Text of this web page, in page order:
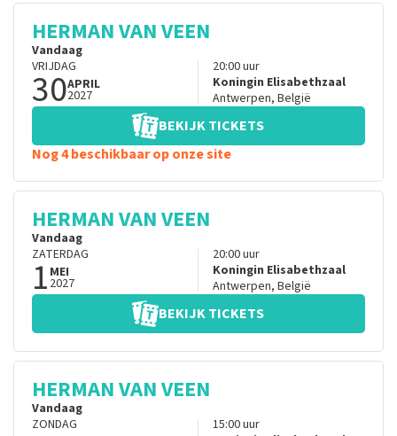
HERMAN VAN VEEN
Vandaag
VRIJDAG
30APRIL
2027
20:00uur
Koningin Elisabethzaal
Antwerpen, België
BEKIJK TICKETS
Nog 4 beschikbaar op onze site
HERMAN VAN VEEN
Vandaag
ZATERDAG
1 MEI
2027
20:00uur
Koningin Elisabethzaal
Antwerpen, België
BEKIJK TICKETS
HERMAN VAN VEEN
Vandaag
ZONDAG
15:00uur